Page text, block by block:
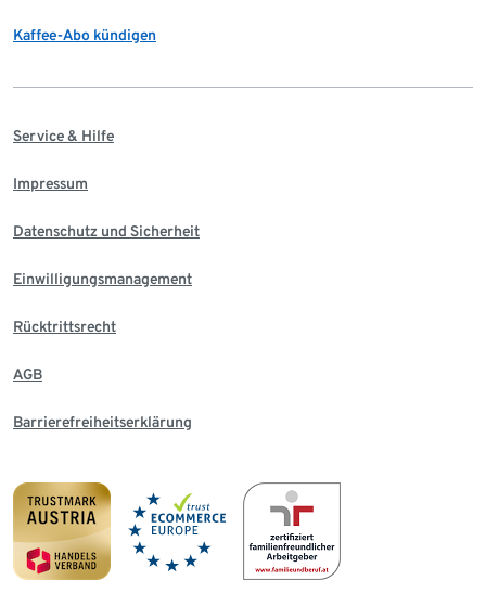
Kaffee-Abo kündigen
Service & Hilfe
Impressum
Datenschutz und Sicherheit
Einwilligungsmanagement
Rücktrittsrecht
AGB
Barrierefreiheitserklärung